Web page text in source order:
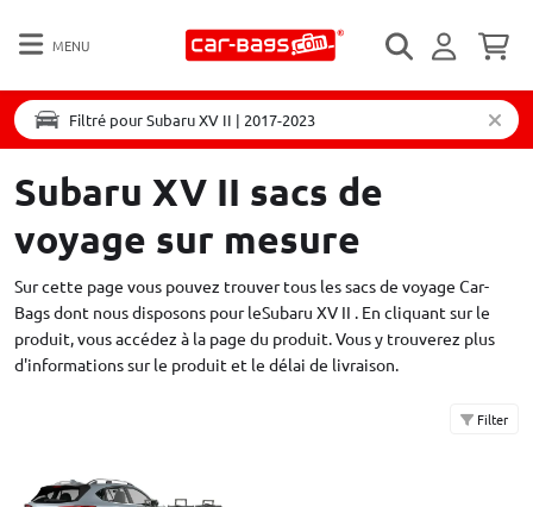
MENU
Filtré pour Subaru XV II | 2017-2023
Subaru XV II sacs de
voyage sur mesure
Sur cette page vous pouvez trouver tous les sacs de voyage Car-
Bags dont nous disposons pour leSubaru XV II . En cliquant sur le
produit, vous accédez à la page du produit. Vous y trouverez plus
d'informations sur le produit et le délai de livraison.
Filter